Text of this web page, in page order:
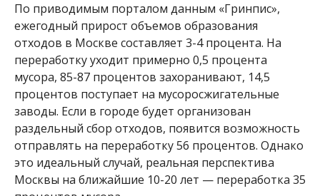
По приводимым порталом данным «Гринпис»,
ежегодный прирост объемов образования
отходов в Москве составляет 3-4 процента. На
переработку уходит примерно 0,5 процента
мусора, 85-87 процентов захоранивают, 14,5
процентов поступает на мусоросжигательные
заводы. Если в городе будет организован
раздельный сбор отходов, появится возможность
отправлять на переработку 56 процентов. Однако
это идеальный случай, реальная перспектива
Москвы на ближайшие 10-20 лет — переработка 35